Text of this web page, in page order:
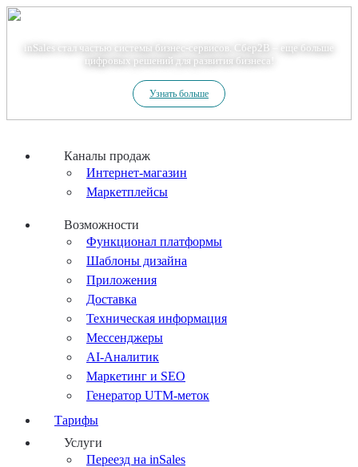
inSales стал частью системы бизнес-сервисов. Сбер2В – еще больше
цифровых решений для развития бизнеса!
Узнать больше
Каналы продаж
Интернет-магазин
Маркетплейсы
Возможности
Функционал платформы
Шаблоны дизайна
Приложения
Доставка
Техническая информация
Мессенджеры
AI-Аналитик
Маркетинг и SEO
Генератор UTM-меток
Тарифы
Услуги
Переезд на inSales